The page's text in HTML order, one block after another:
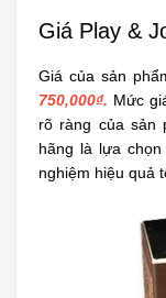
Giá Play &
Giá của sản
750,000₫. Mức
rõ ràng của sản
hãng là lựa
nghiệm hiệu quả